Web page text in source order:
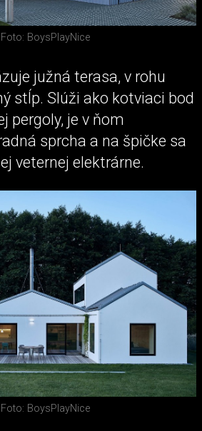
Foto: BoysPlayNice
južná terasa, v rohu
stĺp. Slúži ako kotviaci bod
pergoly, je v ňom
sprcha a na špičke sa
veternej elektrárne.
Foto: BoysPlayNice